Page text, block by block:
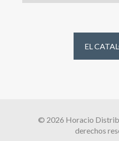
EL
© 2026 Horacio
derechos